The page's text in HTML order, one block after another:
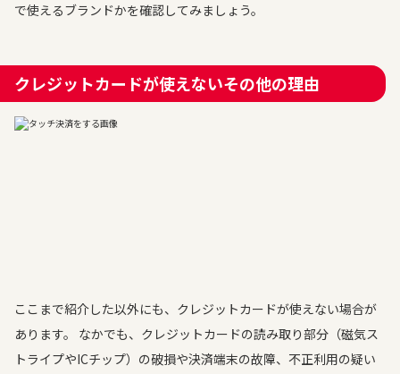
で使えるブランドかを確認してみましょう。
クレジットカードが使えないその他の理由
ここまで紹介した以外にも、クレジットカードが使えない場合が
あります。 なかでも、クレジットカードの読み取り部分（磁気ス
トライプやICチップ）の破損や決済端末の故障、不正利用の疑い